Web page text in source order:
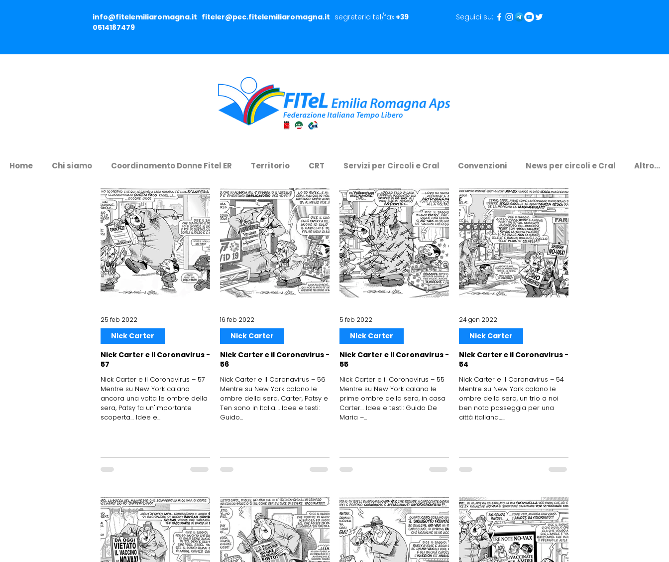
info@fitelemiliaromagna.it fiteler@pec.fitelemiliaromagna.it segreteria tel/fax +39
0514187479
Seguici su:
Home Chi siamo Coordinamento Donne Fitel ER Territorio CRT Servizi per Circoli e Cral Convenzioni News per circoli e Cral Altro...
Nick Carter e il Coronavirus -
57
Nick Carter e il Coronavirus – 57
Mentre su New York calano
ancora una volta le ombre della
sera, Patsy fa un'importante
scoperta… Idee e...
Nick Carter
25 feb 2022
Nick Carter e il Coronavirus -
56
Nick Carter e il Coronavirus – 56
Mentre su New York calano le
ombre della sera, Carter, Patsy e
Ten sono in Italia…. Idee e testi:
Guido...
Nick Carter
16 feb 2022
Nick Carter e il Coronavirus -
55
Nick Carter e il Coronavirus – 55
Mentre su New York calano le
prime ombre della sera, in casa
Carter… Idee e testi: Guido De
Maria –...
Nick Carter
5 feb 2022
Nick Carter e il Coronavirus -
54
Nick Carter e il Coronavirus – 54
Mentre su New York calano le
ombre della sera, un trio a noi
ben noto passeggia per una
città italiana…...
Nick Carter
24 gen 2022